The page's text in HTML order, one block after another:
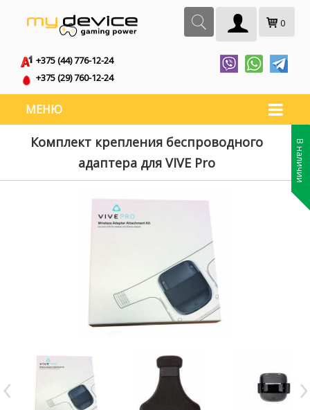
0
+375 (44) 776-12-24
+375 (29) 760-12-24
МЕНЮ
Комплект крепления беспроводного
адаптера для VIVE Pro
В наличии